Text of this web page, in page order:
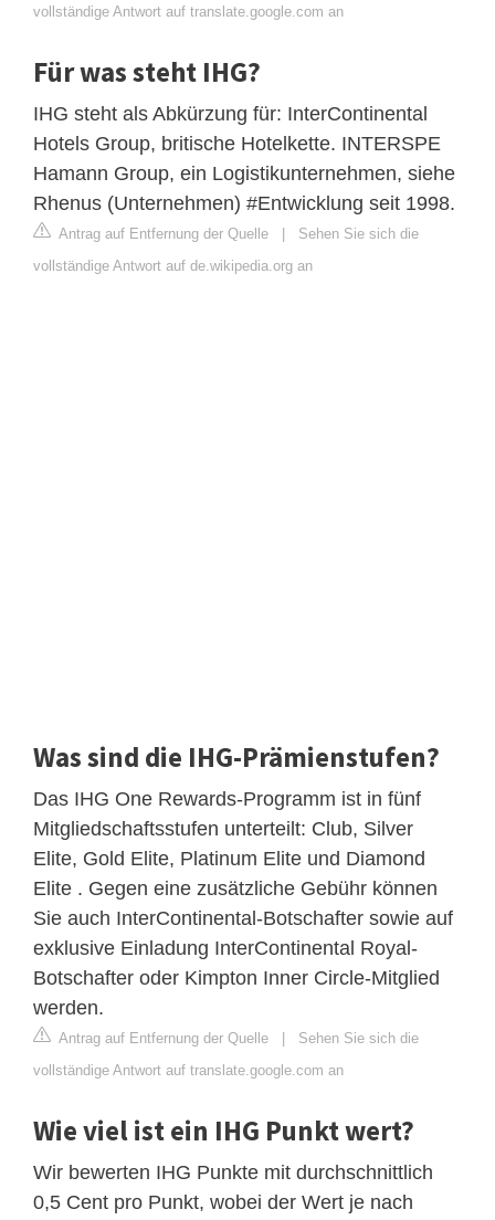
vollständige Antwort auf translate.google.com an
Für was steht IHG?
IHG steht als Abkürzung für: InterContinental
Hotels Group, britische Hotelkette. INTERSPE
Hamann Group, ein Logistikunternehmen, siehe
Rhenus (Unternehmen) #Entwicklung seit 1998.
Antrag auf Entfernung der Quelle
Sehen Sie sich die
vollständige Antwort auf de.wikipedia.org an
Was sind die IHG-Prämienstufen?
Das IHG One Rewards-Programm ist in fünf
Mitgliedschaftsstufen unterteilt: Club, Silver
Elite, Gold Elite, Platinum Elite und Diamond
Elite . Gegen eine zusätzliche Gebühr können
Sie auch InterContinental-Botschafter sowie auf
exklusive Einladung InterContinental Royal-
Botschafter oder Kimpton Inner Circle-Mitglied
werden.
Antrag auf Entfernung der Quelle
Sehen Sie sich die
vollständige Antwort auf translate.google.com an
Wie viel ist ein IHG Punkt wert?
Wir bewerten IHG Punkte mit durchschnittlich
0,5 Cent pro Punkt, wobei der Wert je nach